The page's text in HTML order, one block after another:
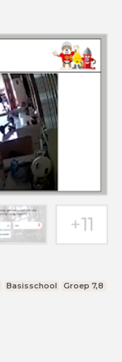
Basisschool Groep 7,8